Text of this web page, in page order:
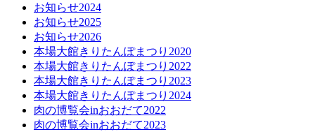
お知らせ2024
お知らせ2025
お知らせ2026
本場大館きりたんぽまつり2020
本場大館きりたんぽまつり2022
本場大館きりたんぽまつり2023
本場大館きりたんぽまつり2024
肉の博覧会inおおだて2022
肉の博覧会inおおだて2023